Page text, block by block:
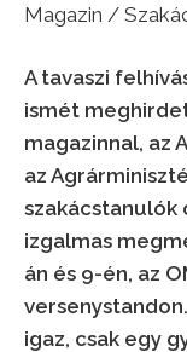
Magazin /
A tavaszi
ismét
magazinnal, az
az
szakácstanulók
izgalmas
án és 9-én, az
igaz, csak egy